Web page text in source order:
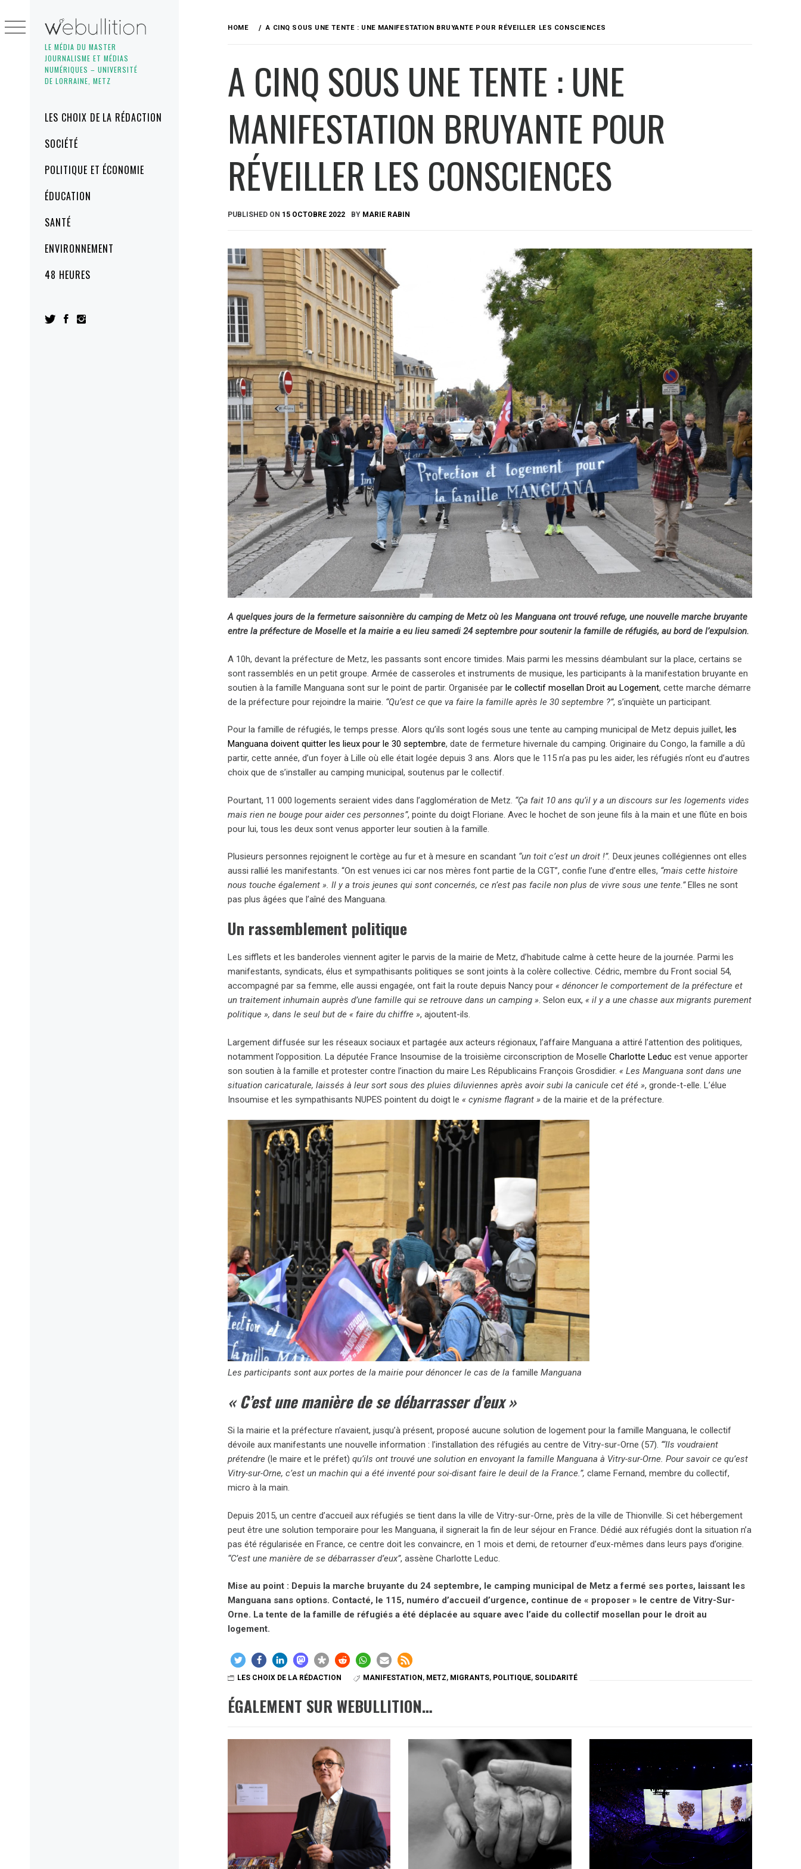
LE MÉDIA DU MASTER
JOURNALISME ET MÉDIAS
NUMÉRIQUES – UNIVERSITÉ
DE LORRAINE, METZ
MenuLES CHOIX DE LA RÉDACTION
SOCIÉTÉ
POLITIQUE ET ÉCONOMIE
ÉDUCATION
SANTÉ
ENVIRONNEMENT
48 HEURES
to
content
HOME A CINQ SOUS UNE TENTE : UNE MANIFESTATION BRUYANTE POUR RÉVEILLER LES CONSCIENCES
A CINQ SOUS UNE TENTE : UNE
MANIFESTATION BRUYANTE POUR
RÉVEILLER LES CONSCIENCES
PUBLISHED ON 15 OCTOBRE 2022 BY MARIE RABIN
A quelques jours de la fermeture saisonnière du camping de Metz où les Manguana ont trouvé refuge, une nouvelle marche bruyante
entre la préfecture de Moselle et la mairie a eu lieu samedi 24 septembre pour soutenir la famille de réfugiés, au bord de l’expulsion.
A 10h, devant la préfecture de Metz, les passants sont encore timides. Mais parmi les messins déambulant sur la place, certains se
sont rassemblés en un petit groupe. Armée de casseroles et instruments de musique, les participants à la manifestation bruyante en
soutien à la famille Manguana sont sur le point de partir. Organisée par le collectif mosellan Droit au Logement, cette marche démarre
de la préfecture pour rejoindre la mairie. “Qu’est ce que va faire la famille après le 30 septembre ?”, s’inquiète un participant.
Pour la famille de réfugiés, le temps presse. Alors qu’ils sont logés sous une tente au camping municipal de Metz depuis juillet,les
Manguana doivent quitter les lieux pour le 30 septembre, date de fermeture hivernale du camping. Originaire du Congo, la famille a dû
partir, cette année, d’un foyer à Lille où elle était logée depuis 3 ans. Alors que le 115 n’a pas pu les aider, les réfugiés n’ont eu d’autres
choix que de s’installer au camping municipal, soutenus par le collectif.
Pourtant, 11 000 logements seraient vides dans l’agglomération de Metz. “Ça fait 10 ans qu’il y a un discours sur les logements vides
mais rien ne bouge pour aider ces personnes”, pointe du doigt Floriane. Avec le hochet de son jeune fils à la main et une flûte en bois
pour lui, tous les deux sont venus apporter leur soutien à la famille.
Plusieurs personnes rejoignent le cortège au fur et à mesure en scandant “un toit c’est un droit !”.Deux jeunes collégiennes ont elles
aussi rallié les manifestants. “On est venues ici car nos mères font partie de la CGT”, confie l’une d’entre elles, “mais cette histoire
nous touche également ». Il y a trois jeunes qui sont concernés, ce n’est pas facile non plus de vivre sous une tente.”Elles ne sont
pas plus âgées que l’aîné des Manguana.
Un rassemblement politique
Les sifflets et les banderoles viennent agiter le parvis de la mairie de Metz, d’habitude calme à cette heure de la journée. Parmi les
manifestants, syndicats, élus et sympathisants politiques se sont joints à la colère collective. Cédric, membre du Front social 54,
accompagné par sa femme, elle aussi engagée, ont fait la route depuis Nancy pour« dénoncer le comportement de la préfecture et
un traitement inhumain auprès d’une famille qui se retrouve dans un camping ». Selon eux,« il y a une chasse aux migrants purement
politique », dans le seul but de « faire du chiffre », ajoutent-ils.
Largement diffusée sur les réseaux sociaux et partagée aux acteurs régionaux, l’affaire Manguana a attiré l’attention des politiques,
notamment l’opposition. La députée France Insoumise de la troisième circonscription de MoselleCharlotte Leduc est venue apporter
son soutien à la famille et protester contre l’inaction du maire Les Républicains François Grosdidier.« Les Manguana sont dans une
situation caricaturale, laissés à leur sort sous des pluies diluviennes après avoir subi la canicule cet été », gronde-t-elle. L’élue
Insoumise et les sympathisants NUPES pointent du doigt le« cynisme flagrant » de la mairie et de la préfecture.
Les participants sont aux portes de la mairie pour dénoncer le cas de la familleManguana
« C’est une manière de se débarrasser d’eux »
Si la mairie et la préfecture n’avaient, jusqu’à présent, proposé aucune solution de logement pour la famille Manguana, le collectif
dévoile aux manifestants une nouvelle information : l’installation des réfugiés au centre de Vitry-sur-Orne (57). ‘“Ils voudraient
prétendre (le maire et le préfet) qu’ils ont trouvé une solution en envoyant la famille Manguana à Vitry-sur-Orne. Pour savoir ce qu’est
Vitry-sur-Orne, c’est un machin qui a été inventé pour soi-disant faire le deuil de la France.”,clame Fernand, membre du collectif,
micro à la main.
Depuis 2015, un centre d’accueil aux réfugiés se tient dans la ville de Vitry-sur-Orne, près de la ville de Thionville. Si cet hébergement
peut être une solution temporaire pour les Manguana, il signerait la fin de leur séjour en France. Dédié aux réfugiés dont la situation n’a
pas été régularisée en France, ce centre doit les convaincre, en 1 mois et demi, de retourner d’eux-mêmes dans leurs pays d’origine.
“C’est une manière de se débarrasser d’eux”, assène Charlotte Leduc.
Mise au point : Depuis la marche bruyante du 24 septembre, le camping municipal de Metz a fermé ses portes, laissant les
Manguana sans options. Contacté, le 115, numéro d’accueil d’urgence, continue de « proposer » le centre de Vitry-Sur-
Orne. La tente de la famille de réfugiés a été déplacée au square avec l’aide du collectif mosellan pour le droit au
logement.
LES CHOIX DE LA RÉDACTION MANIFESTATION , METZ, MIGRANTS, POLITIQUE, SOLIDARITÉ
ÉGALEMENT SUR WEBULLITION…